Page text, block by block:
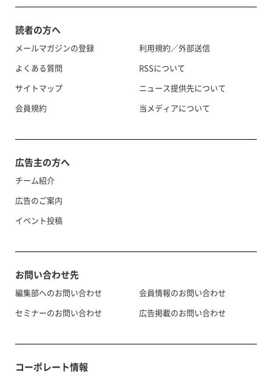
読者の方へ
メールマガジンの登録
よくある質問
サイトマップ
会員規約
利用規約／外部送信
RSSについて
ニュース提供先について
当メディアについて
広告主の方へ
チーム紹介
広告のご案内
イベント投稿
お問い合わせ先
編集部へのお問い合わせ
セミナーのお問い合わせ
会員情報のお問い合わせ
広告掲載のお問い合わせ
コーポレート情報